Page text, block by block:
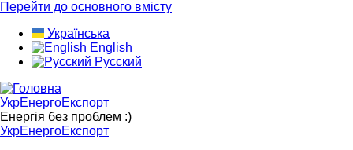
Перейти до основного вмісту
Українська
English
Русский
УкрЕнергоЕкспорт
Енергія без проблем :)
УкрЕнергоЕкспорт